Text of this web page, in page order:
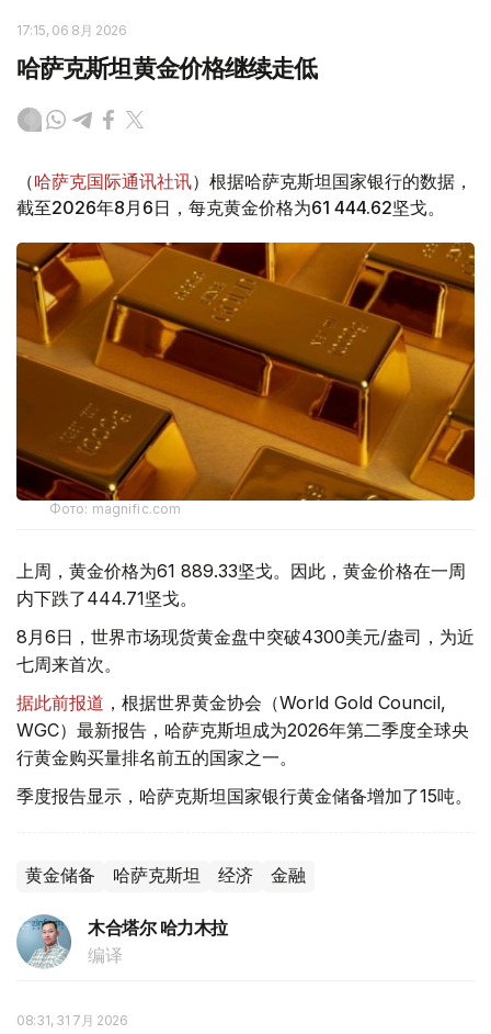
17:15, 06 8月 2026
哈萨克斯坦黄金价格继续走低
（哈萨克国际通讯社讯）根据哈萨克斯坦国家银行的数据，
截至2026年8月6日，每克黄金价格为61 444.62坚戈。
Фото: magnific.com
上周，黄金价格为61 889.33坚戈。因此，黄金价格在一周
内下跌了444.71坚戈。
8月6日，世界市场现货黄金盘中突破4300美元/盎司，为近
七周来首次。
据此前报道 ，根据世界黄金协会（World Gold Council,
WGC）最新报告，哈萨克斯坦成为2026年第二季度全球央
行黄金购买量排名前五的国家之一。
季度报告显示，哈萨克斯坦国家银行黄金储备增加了15吨。
黄金储备 哈萨克斯坦 经济 金融
木合塔尔 哈力木拉
编译
08:31, 31 7月 2026